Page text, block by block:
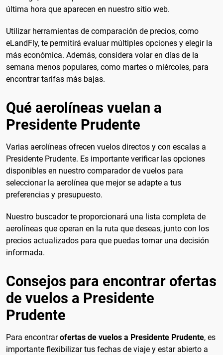
última hora que aparecen en nuestro sitio web.
Utilizar herramientas de comparación de precios, como
eLandFly, te permitirá evaluar múltiples opciones y elegir la
más económica. Además, considera volar en días de la
semana menos populares, como martes o miércoles, para
encontrar tarifas más bajas.
Qué aerolíneas vuelan a
Presidente Prudente
Varias aerolíneas ofrecen vuelos directos y con escalas a
Presidente Prudente. Es importante verificar las opciones
disponibles en nuestro comparador de vuelos para
seleccionar la aerolínea que mejor se adapte a tus
preferencias y presupuesto.
Nuestro buscador te proporcionará una lista completa de
aerolíneas que operan en la ruta que deseas, junto con los
precios actualizados para que puedas tomar una decisión
informada.
Consejos para encontrar ofertas
de vuelos a Presidente
Prudente
Para encontrarofertas de vuelos a Presidente Prudente, es
importante flexibilizar tus fechas de viaje y estar abierto a